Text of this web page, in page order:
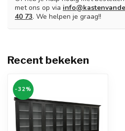
met ons op via
40 73. We helpen je graag!!
Recent bekeken
-32%